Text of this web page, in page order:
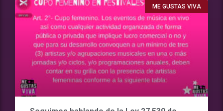
ME GUSTAS VIVA